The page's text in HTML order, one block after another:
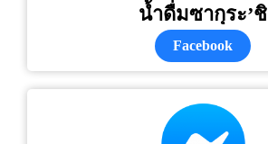
น้ำดื่มซากุระ’ชิ
Facebook